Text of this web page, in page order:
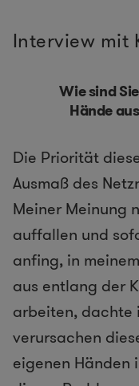
Interview mit
Wie sind
Hände
Die Priorität
Ausmaß des
Meiner Meinung
auffallen und
anfing, in
aus entlang der
arbeiten, dachte
verursachen
eigenen Händen